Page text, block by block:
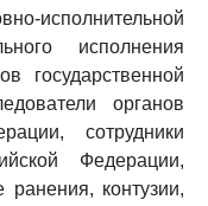
исполнительной
исполнения
государственной
органов
сотрудники
Федерации,
контузии,